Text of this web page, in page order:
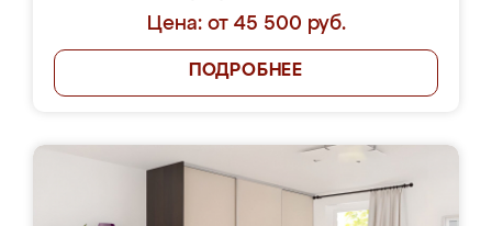
Цена: от 45 500 руб.
ПОДРОБНЕЕ